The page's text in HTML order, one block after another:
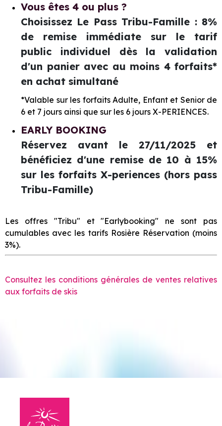
Vous êtes 4 ou plus ?
Choisissez Le Pass Tribu-Famille : 8%
de remise immédiate sur le tarif
public individuel dès la validation
d'un panier avec au moins 4 forfaits*
en achat simultané
*Valable sur les forfaits Adulte, Enfant et Senior de
6 et 7 jours ainsi que sur les 6 jours X-PERIENCES.
EARLY BOOKING
Réservez avant le 27/11/2025 et
bénéficiez d'une remise de 10 à 15%
sur les forfaits X-periences (hors pass
Tribu-Famille)
Les offres "Tribu" et "Earlybooking" ne sont pas
cumulables avec les tarifs Rosière Réservation (moins
3%).
Consultez les conditions générales de ventes relatives
aux forfaits de skis